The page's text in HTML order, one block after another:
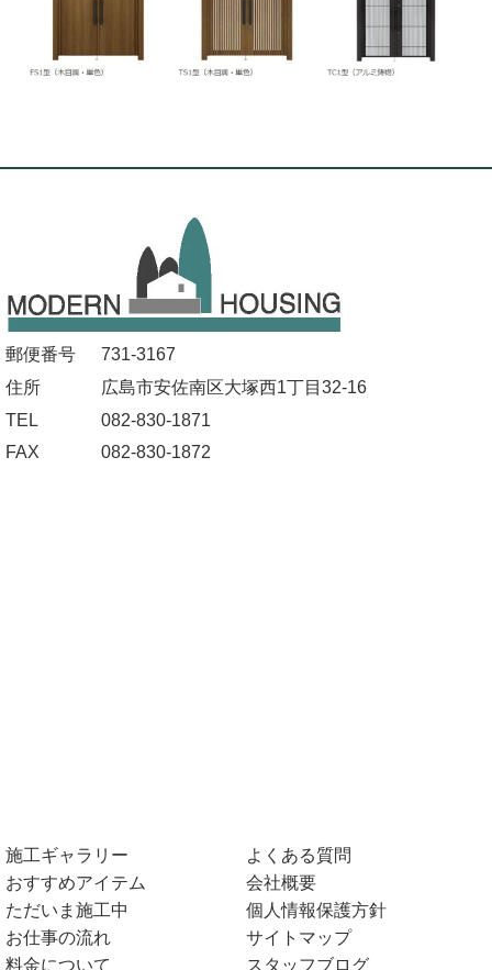
郵便番号
731-3167
住所
広島市安佐南区大塚西1丁目32-16
TEL
082-830-1871
FAX
082-830-1872
施工ギャラリー
おすすめアイテム
ただいま施工中
お仕事の流れ
料金について
よくある質問
会社概要
個人情報保護方針
サイトマップ
スタッフブログ